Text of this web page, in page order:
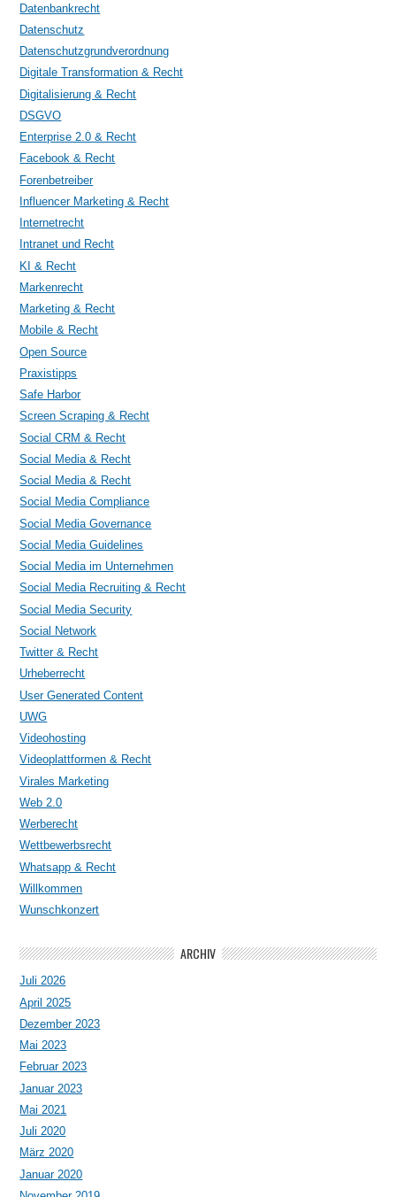
Datenbankrecht
Datenschutz
Datenschutzgrundverordnung
Digitale Transformation & Recht
Digitalisierung & Recht
DSGVO
Enterprise 2.0 & Recht
Facebook & Recht
Forenbetreiber
Influencer Marketing & Recht
Internetrecht
Intranet und Recht
KI & Recht
Markenrecht
Marketing & Recht
Mobile & Recht
Open Source
Praxistipps
Safe Harbor
Screen Scraping & Recht
Social CRM & Recht
Social Media & Recht
Social Media & Recht
Social Media Compliance
Social Media Governance
Social Media Guidelines
Social Media im Unternehmen
Social Media Recruiting & Recht
Social Media Security
Social Network
Twitter & Recht
Urheberrecht
User Generated Content
UWG
Videohosting
Videoplattformen & Recht
Virales Marketing
Web 2.0
Werberecht
Wettbewerbsrecht
Whatsapp & Recht
Willkommen
Wunschkonzert
ARCHIV
Juli 2026
April 2025
Dezember 2023
Mai 2023
Februar 2023
Januar 2023
Mai 2021
Juli 2020
März 2020
Januar 2020